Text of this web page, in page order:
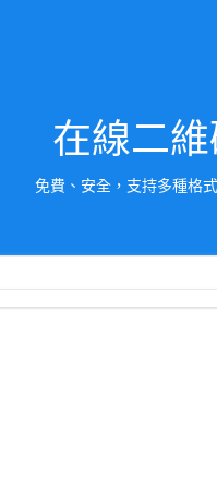
在線二
免費、安全，支持多種格